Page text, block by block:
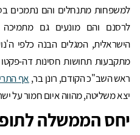
למשפחות מתנחלים והם נתמכים
לרסנם והם מונעים גם מתמיכה
הישראלית, המגלים הבנה כלפי
מתקבעות תחושות חסינות דה-
ראש השב"כ הקודם, רונן בר, אף
יצא משליטה, מהווה איום חמור על
יחס הממשלה